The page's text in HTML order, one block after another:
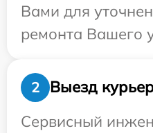
Вами для
ремонта Вашего
2
Выезд
Сервисный